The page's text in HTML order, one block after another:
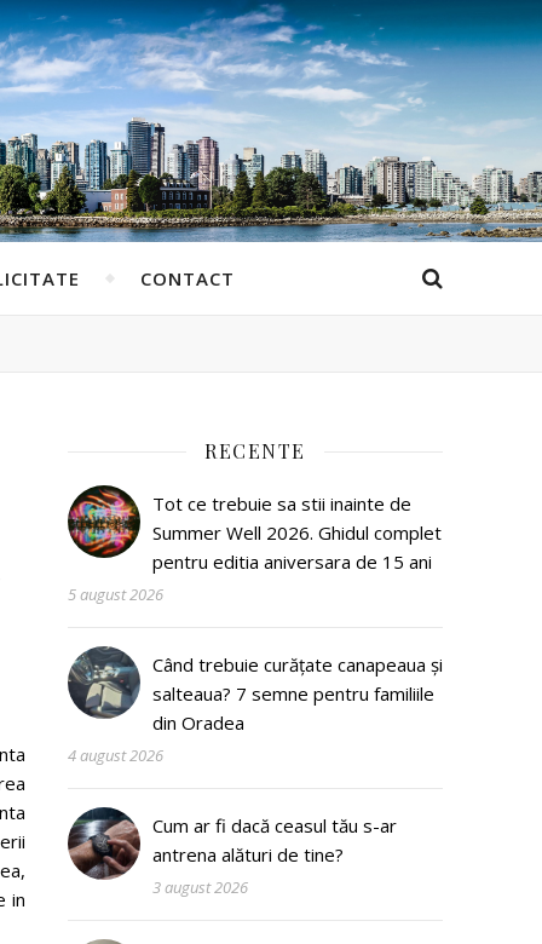
CONTACT
in
RECENTE
Tot ce trebuie sa stii inainte de
Summer Well 2026. Ghidul complet
pentru editia aniversara de 15 ani
5 august 2026
Când trebuie curățate canapeaua și
salteaua? 7 semne pentru familiile
din Oradea
4 august 2026
Cum ar fi dacă ceasul tău s-ar
antrena alături de tine?
3 august 2026